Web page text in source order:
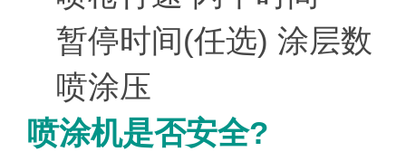
暂停时间(任选) 涂层数
喷涂压
喷涂机是否安全?